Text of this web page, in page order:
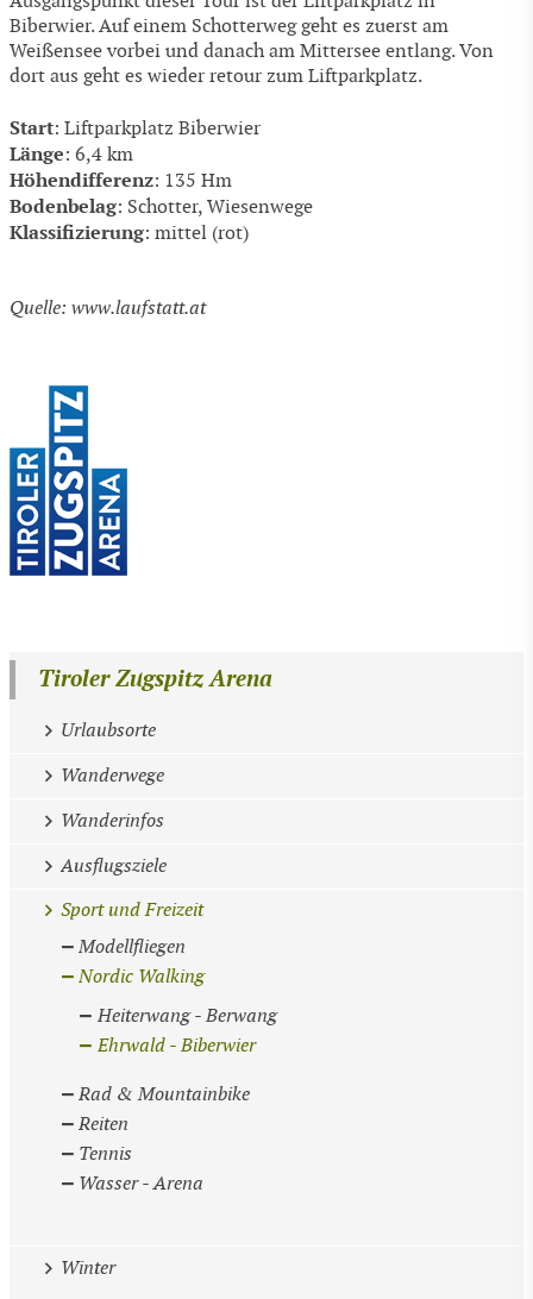
Biberwier. Auf einem Schotterweg geht es zuerst am
Weißensee vorbei und danach am Mittersee entlang. Von
dort aus geht es wieder retour zum Liftparkplatz.
Start: Liftparkplatz Biberwier
Länge: 6,4 km
Höhendifferenz: 135 Hm
Bodenbelag: Schotter, Wiesenwege
Klassifizierung: mittel (rot)
Quelle: www.laufstatt.at
Tiroler Zugspitz Arena
Urlaubsorte
Wanderwege
Wanderinfos
Ausflugsziele
Sport und Freizeit
Modellfliegen
Nordic Walking
Heiterwang - Berwang
Ehrwald - Biberwier
Rad & Mountainbike
Reiten
Tennis
Wasser - Arena
Winter